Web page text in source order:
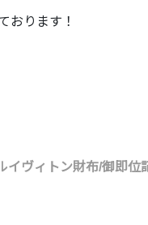
おります！
イヴィトン財布/御即